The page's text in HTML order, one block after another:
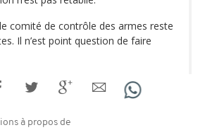
comité de contrôle des armes reste
Il n’est point question de faire
à propos de